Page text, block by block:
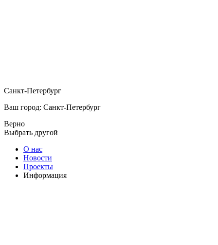
Санкт-Петербург
Ваш город: Санкт-Петербург
Верно
Выбрать другой
О нас
Новости
Проекты
Информация